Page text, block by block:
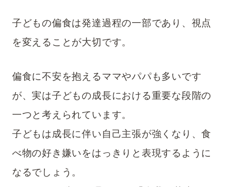
子どもの偏食は発達過程の一部であり、視点
を変えることが大切です。
偏食に不安を抱えるママやパパも多いです
が、実は子どもの成長における重要な段階の
一つと考えられています。
子どもは成長に伴い自己主張が強くなり、食
べ物の好き嫌いをはっきりと表現するように
なるでしょう。